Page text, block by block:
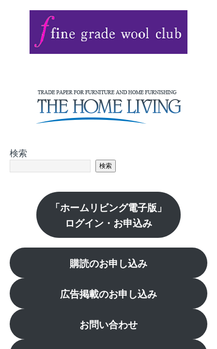
検索
検索
「ホームリビング電子版」
ログイン・お申込み
購読のお申し込み
広告掲載のお申し込み
お問い合わせ